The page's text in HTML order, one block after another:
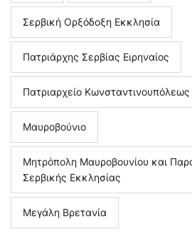
Σερβική Ορξόδοξη Εκκλησία
Πατριάρχης Σερβίας Ειρηναίος
Πατριαρχείο Κωνσταντινουπόλεως
Μαυροβούνιο
Μητρόπολη Μαυροβουνίου και
Σερβικής Εκκλησίας
Μεγάλη Βρετανία